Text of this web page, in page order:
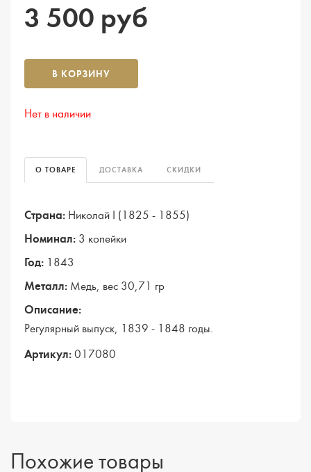
3 500 руб
В КОРЗИНУ
Нет в наличии
О ТОВАРЕ ДОСТАВКА СКИДКИ
Страна: Николай I (1825 - 1855)
Номинал: 3 копейки
Год: 1843
Металл: Медь, вес 30,71 гр
Описание:
Регулярный выпуск, 1839 - 1848 годы.
Артикул: 017080
Похожие товары